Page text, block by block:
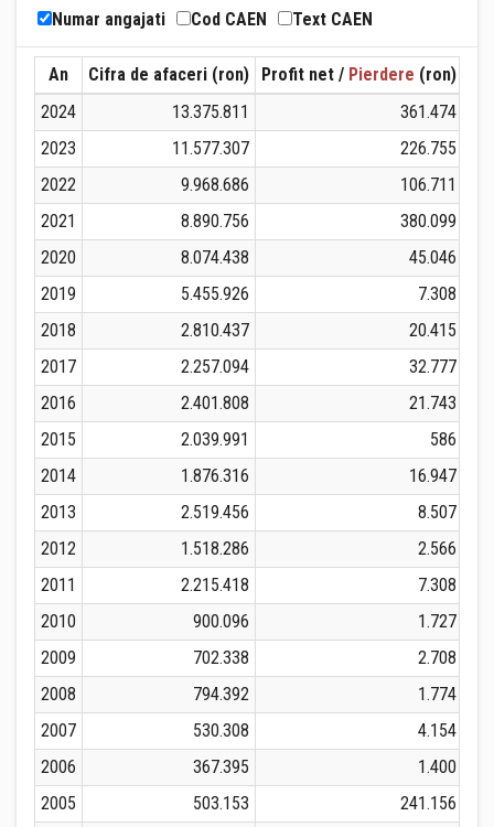
Numar angajati
Cod CAEN Text CAEN
An Cifra de afaceri (ron) Profit net / Pierdere (ron)
2024
13.375.811 361.474
2023
11.577.307 226.755
2022
9.968.686 106.711
2021
8.890.756 380.099
2020
8.074.438
45.046
2019
5.455.926
7.308
2018
2.810.437
20.415
2017
2.257.094
32.777
2016
2.401.808
21.743
2015
2.039.991
586
2014
1.876.316
16.947
2013
2.519.456
8.507
2012
1.518.286
2.566
2011
2.215.418
7.308
2010
900.096
1.727
2009
702.338
2.708
2008
794.392
1.774
2007
530.308
4.154
2006
367.395
1.400
2005
503.153
241.156